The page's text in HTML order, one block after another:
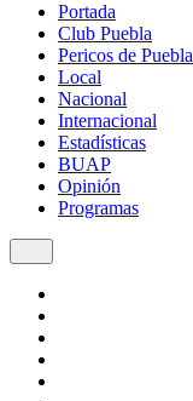
Portada
Club Puebla
Pericos de Puebla
Local
Nacional
Internacional
Estadísticas
BUAP
Opinión
Programas